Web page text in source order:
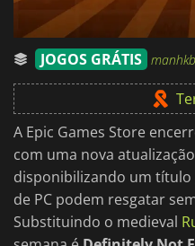
JOGOS GRÁTIS
A Epic Games Store
com uma nova
disponibilizando um
de PC podem resgatar
Substituindo o medieval